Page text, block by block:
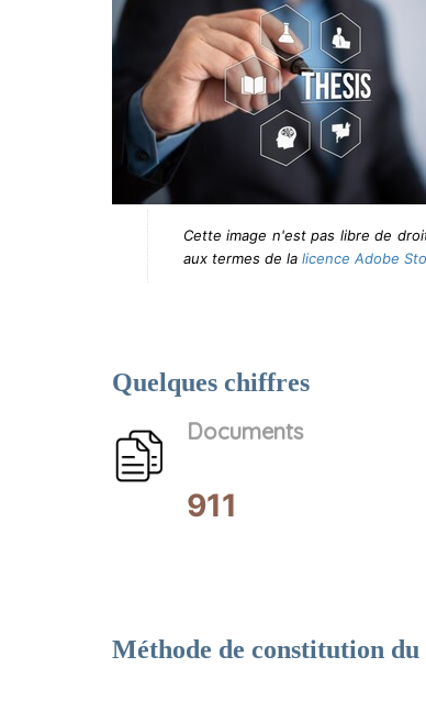
Cette image n'est pas libre de
aux termes de la licence Adobe
Quelques chiffres
Documents
911
Méthode de constitution du